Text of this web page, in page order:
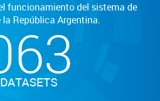
funcionamiento del sistema de
República Argentina.
DATASETS